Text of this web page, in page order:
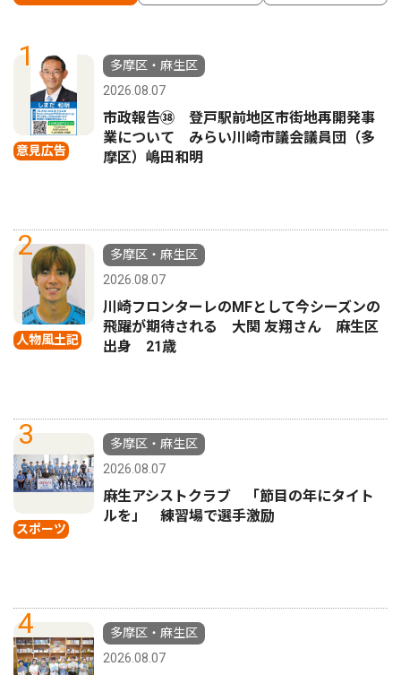
1
意見広告
多摩区・麻生区
2026.08.07
市政報告㊳ 登戸駅前地区市街地再開発事
業について みらい川崎市議会議員団（多
摩区）嶋田和明
2
人物風土記
多摩区・麻生区
2026.08.07
川崎フロンターレのMFとして今シーズンの
飛躍が期待される 大関 友翔さん 麻生区
出身 21歳
3
スポーツ
多摩区・麻生区
2026.08.07
麻生アシストクラブ 「節目の年にタイト
ルを」 練習場で選手激励
4
多摩区・麻生区
2026.08.07